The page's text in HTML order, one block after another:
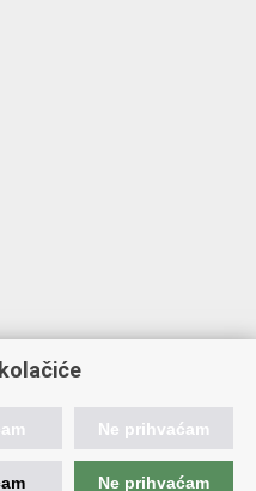
Ne prihvaćam
Ne prihvaćam